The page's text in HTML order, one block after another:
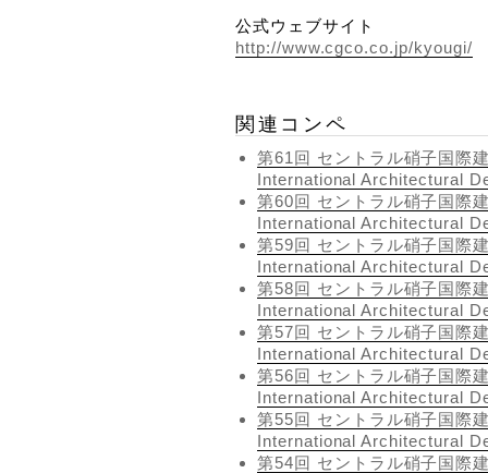
公式ウェブサイト
http://www.cgco.co.jp/kyougi/
関連コンペ
第61回 セントラル硝子国際
International Architectural
第60回 セントラル硝子国際
International Architectural
第59回 セントラル硝子国際
International Architectural
第58回 セントラル硝子国際
International Architectural
第57回 セントラル硝子国際
International Architectural
第56回 セントラル硝子国際
International Architectural
第55回 セントラル硝子国際
International Architectural
第54回 セントラル硝子国際